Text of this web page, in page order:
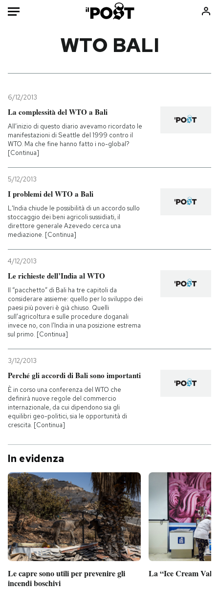
Mondo
Politica
Tecnologia
Internet
Scienza
Cultura
Economia
Sport
Storie/Idee
Ok Boomer!
Europa
Mondiali calcio 2026
PODCAST
NEWSLETTER
I MIEI PREFERITI
SHOP
AREA PERSONALE
Entra
WTO BALI
6/12/2013
La complessità del WTO a Bali
All’inizio di questo diario avevamo ricordato le
manifestazioni di Seattle del 1999 contro il
WTO. Ma che fine hanno fatto i no-global?
[Continua]
5/12/2013
I problemi del WTO a Bali
L'India chiude le possibilità di un accordo sullo
stoccaggio dei beni agricoli sussidiati, il
direttore generale Azevedo cerca una
mediazione. [Continua]
4/12/2013
Le richieste dell’India al WTO
Il “pacchetto” di Bali ha tre capitoli da
considerare assieme: quello per lo sviluppo dei
paesi più poveri è già chiuso. Quelli
sull’agricoltura e sulle procedure doganali
invece no, con l’India in una posizione estrema
sul primo. [Continua]
3/12/2013
Perché gli accordi di Bali sono importanti
È in corso una conferenza del WTO che
definirà nuove regole del commercio
internazionale, da cui dipendono sia gli
equilibri geo-politici, sia le opportunità di
crescita. [Continua]
In evidenza
Le capre sono utili per prevenire gli
incendi boschivi
La “Ice Cream